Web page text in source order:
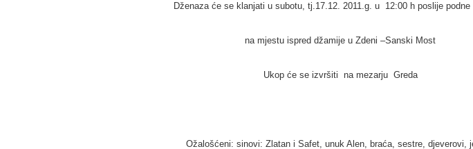
Dženaza će se klanjati u subotu, tj.17.12. 2011.g. u 12:00 h poslije
na mjestu ispred džamije u Zdeni –Sanski Most
Ukop će se izvršiti na mezarju Greda
Ožalošćeni: sinovi: Zlatan i Safet, unuk Alen, braća, sestre, djeverovi,